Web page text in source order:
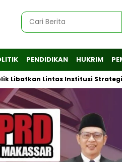
PENDIDIKAN HUKRIM
Lintas Institusi Strategis